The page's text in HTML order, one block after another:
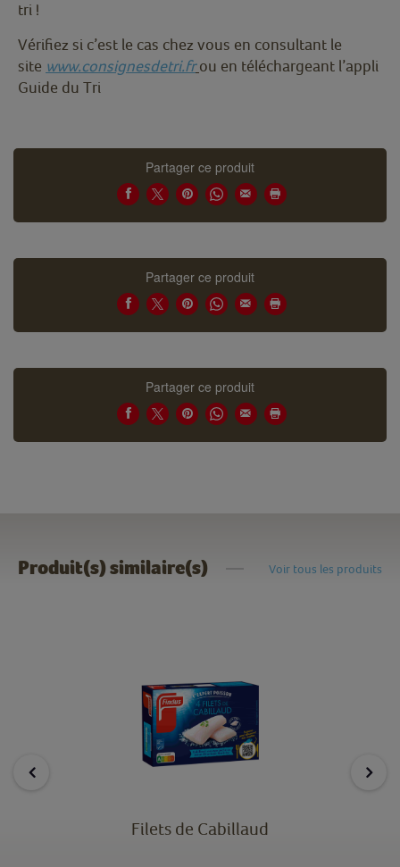
tri !
Vérifiez si c’est le cas chez vous en consultant le
site www.consignesdetri.fr ou en téléchargeant l’appli
Guide du Tri
Partager ce produit
Partager ce produit
Partager ce produit
Produit(s) similaire(s) Voir tous les produits
Filets de Cabillaud